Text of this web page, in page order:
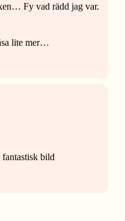
Fy vad rädd jag var.
lite mer…
bild